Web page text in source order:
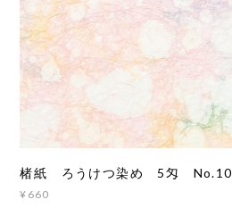
楮紙 ろうけつ染め 5匁 No.10
¥660